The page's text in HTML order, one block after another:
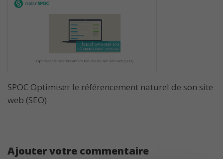
SPOC Optimiser le référencement naturel de son site
web (SEO)
Ajouter votre commentaire